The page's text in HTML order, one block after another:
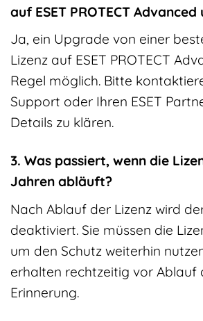
auf ESET PROTECT
Ja, ein Upgrade von einer
Lizenz auf ESET PROTECT
Regel möglich. Bitte
Support oder Ihren ESET
Details zu klären.
3. Was passiert, wenn die
Jahren abläuft?
Nach Ablauf der Lizenz wird
deaktiviert. Sie müssen die
um den Schutz weiterhin
erhalten rechtzeitig vor Ablauf
Erinnerung.